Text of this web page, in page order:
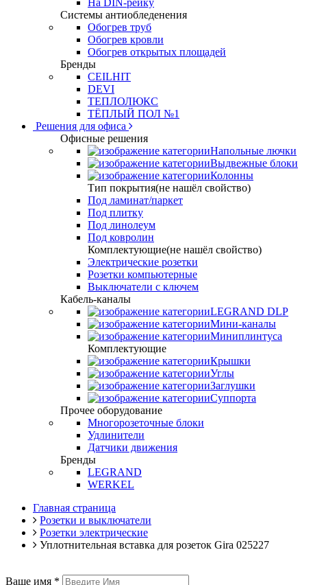
На DIN-рейку
Системы антиобледенения
Обогрев труб
Обогрев кровли
Обогрев открытых площадей
Бренды
CEILHIT
DEVI
ТЕПЛОЛЮКС
ТЁПЛЫЙ ПОЛ №1
Решения для офиса
Офисные решения
Напольные лючки
Выдвежные блоки
Колонны
Тип покрытия(не нашёл свойство)
Под ламинат/паркет
Под плитку
Под линолеум
Под ковролин
Комплектующие(не нашёл свойство)
Электрические розетки
Розетки компьютерные
Выключатели с ключем
Кабель-каналы
LEGRAND DLP
Мини-каналы
Миниплинтуса
Комплектующие
Крышки
Углы
Заглушки
Суппорта
Прочее оборудование
Многорозеточные блоки
Удлинители
Датчики движения
Бренды
LEGRAND
WERKEL
Главная страница
Розетки и выключатели
Розетки электрические
Уплотнительная вставка для розеток Gira 025227
Ваше имя *